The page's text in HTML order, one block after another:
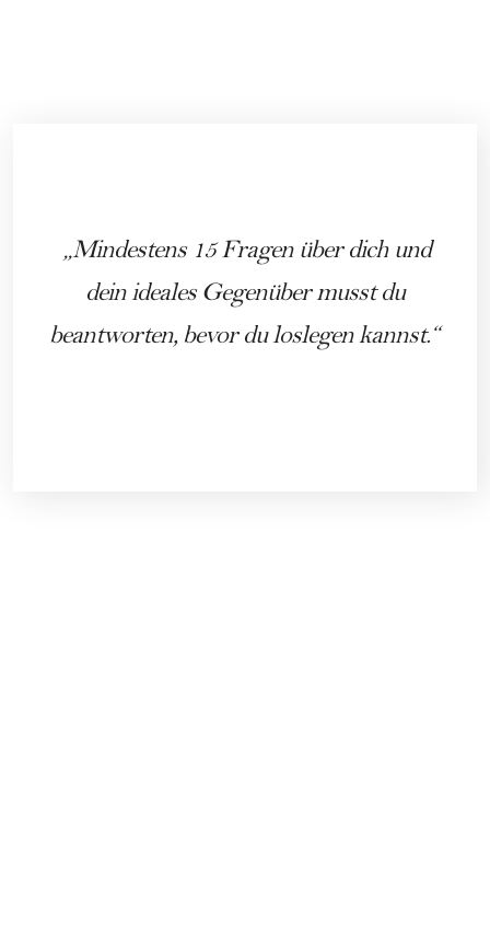
Mindestens 15 Fragen über dich und
dein ideales Gegenüber musst du
beantworten, bevor du loslegen kannst.